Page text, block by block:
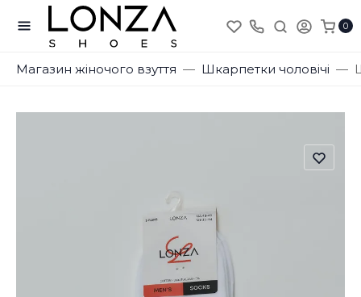
0
Магазин жіночого взуття Шкарпетки чоловічі